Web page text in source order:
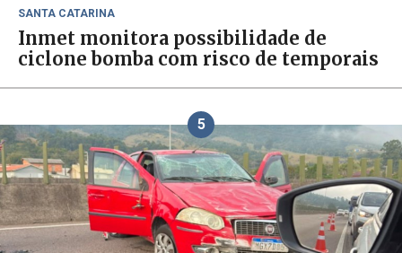
SANTA CATARINA
Inmet monitora possibilidade de
ciclone bomba com risco de temporais
5